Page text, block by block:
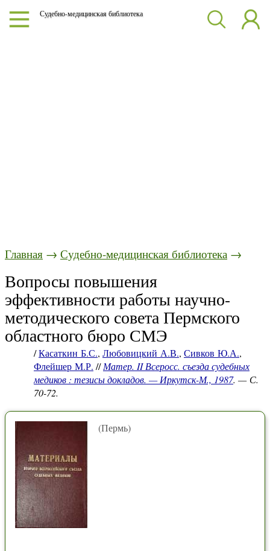
Судебно-медицинская библиотека
Главная → Судебно-медицинская библиотека →
Вопросы повышения
эффективности работы научно-
методического совета Пермского
областного бюро СМЭ
/Касаткин Б.С., Любовицкий А.В., Сивков Ю.А.,
Флейшер М.Р. //Матер. II Всеросс. съезда судебных
медиков : тезисы докладов. — Иркутск-М., 1987. — С.
70-72.
(Пермь)